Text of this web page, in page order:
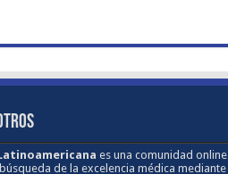
es una comunidad online
de la excelencia médica mediante